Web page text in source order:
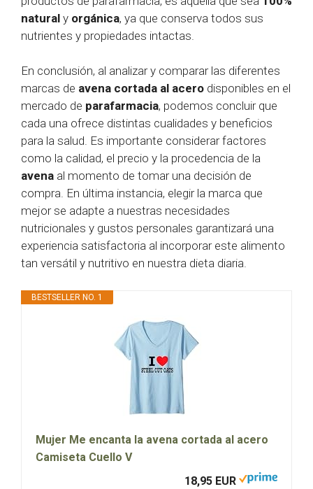
natural y orgánica, ya que conserva todos sus
nutrientes y propiedades intactas.
En conclusión, al analizar y comparar las diferentes
marcas de avena cortada al acero disponibles en el
mercado de parafarmacia, podemos concluir que
cada una ofrece distintas cualidades y beneficios
para la salud. Es importante considerar factores
como la calidad, el precio y la procedencia de la
avena al momento de tomar una decisión de
compra. En última instancia, elegir la marca que
mejor se adapte a nuestras necesidades
nutricionales y gustos personales garantizará una
experiencia satisfactoria al incorporar este alimento
tan versátil y nutritivo en nuestra dieta diaria.
BESTSELLER NO. 1
Mujer Me encanta la avena cortada al acero
Camiseta Cuello V
18,95 EUR